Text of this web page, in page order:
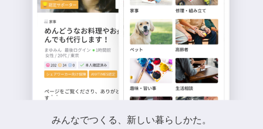
みんなでつくる、新しい暮らしかた。